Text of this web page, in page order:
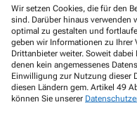
Wir setzen Cookies, die für den
sind. Darüber hinaus verwenden
optimal zu gestalten und
geben wir Informationen zu Ihrer
Drittanbieter weiter. Soweit
denen kein angemessenes
Einwilligung zur Nutzung dieser
diesen Ländern gem. Artikel 49
können Sie unserer
Fortschrittliche
Gesundheits- und
körperlichen
So können Sie